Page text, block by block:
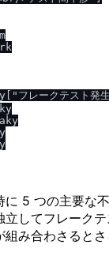
フレークテスト発生
に 5 つの主要な
立してフレーク
組み合わさると